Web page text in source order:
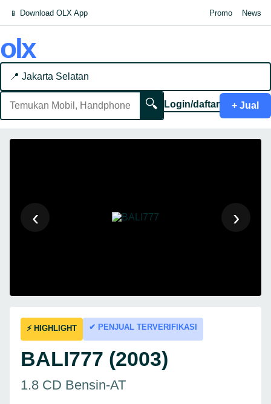
📱 Download OLX App Promo News
olx
📍 Jakarta Selatan
🔍 Login/daftar + Jual
‹ ›
⚡ HIGHLIGHT ✔ PENJUAL TERVERIFIKASI
BALI777 (2003)
1.8 CD Bensin-AT